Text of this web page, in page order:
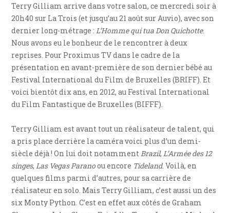
Terry Gilliam arrive dans votre salon, ce mercredi soir à
20h40 sur La Trois (et jusqu’au 21 août sur Auvio), avec son
dernier long-métrage : L’Homme qui tua Don Quichotte.
Nous avons eu le bonheur de le rencontrer à deux
reprises. Pour Proximus TV dans le cadre de la
présentation en avant-première de son dernier bébé au
Festival International du Film de Bruxelles (BRIFF). Et
voici bientôt dix ans, en 2012, au Festival International
du Film Fantastique de Bruxelles (BIFFF).
Terry Gilliam est avant tout un réalisateur de talent, qui
a pris place derrière la caméra voici plus d’un demi-
siècle déjà ! On lui doit notamment Brazil, L’Armée des 12
singes, Las Vegas Paranoou encore Tideland. Voilà, en
quelques films parmi d’autres, pour sa carrière de
réalisateur en solo. Mais Terry Gilliam, c’est aussi un des
six Monty Python. C’est en effet aux côtés de Graham